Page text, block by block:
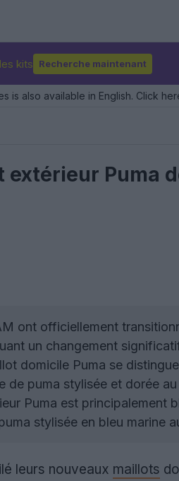
kits Recherche maintenant
is also available in English. Click
Puma
ont officiellement
un changement
domicile Puma se
de puma stylisée et dorée
Puma est principalement
stylisée en bleu marine
leurs nouveaux maillots